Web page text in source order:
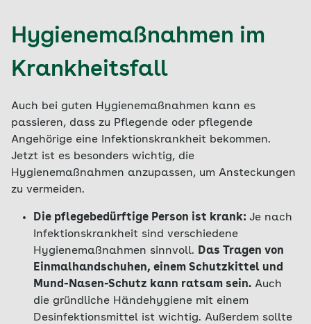
Hygienemaßnahmen im
Krankheitsfall
Auch bei guten Hygienemaßnahmen kann es
passieren, dass zu Pflegende oder pflegende
Angehörige eine Infektionskrankheit bekommen.
Jetzt ist es besonders wichtig, die
Hygienemaßnahmen anzupassen, um Ansteckungen
zu vermeiden.
Die pflegebedürftige Person ist krank: Je nach
Infektionskrankheit sind verschiedene
Hygienemaßnahmen sinnvoll. Das Tragen von
Einmalhandschuhen, einem Schutzkittel und
Mund-Nasen-Schutz kann ratsam sein. Auch
die gründliche Händehygiene mit einem
Desinfektionsmittel ist wichtig. Außerdem sollte